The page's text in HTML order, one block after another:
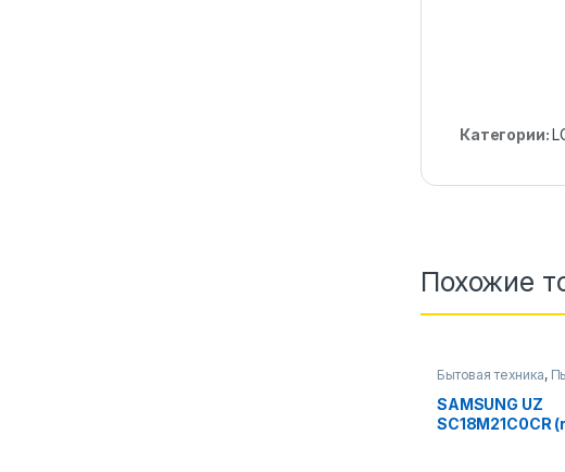
Категории:
Похожие
Бытовая техника,
SAMSUNG UZ
SC18M21C0CR